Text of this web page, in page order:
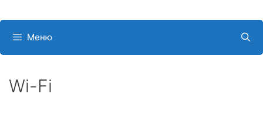
Меню
Wi-Fi